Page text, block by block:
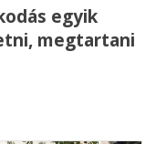
egyik
megtartani